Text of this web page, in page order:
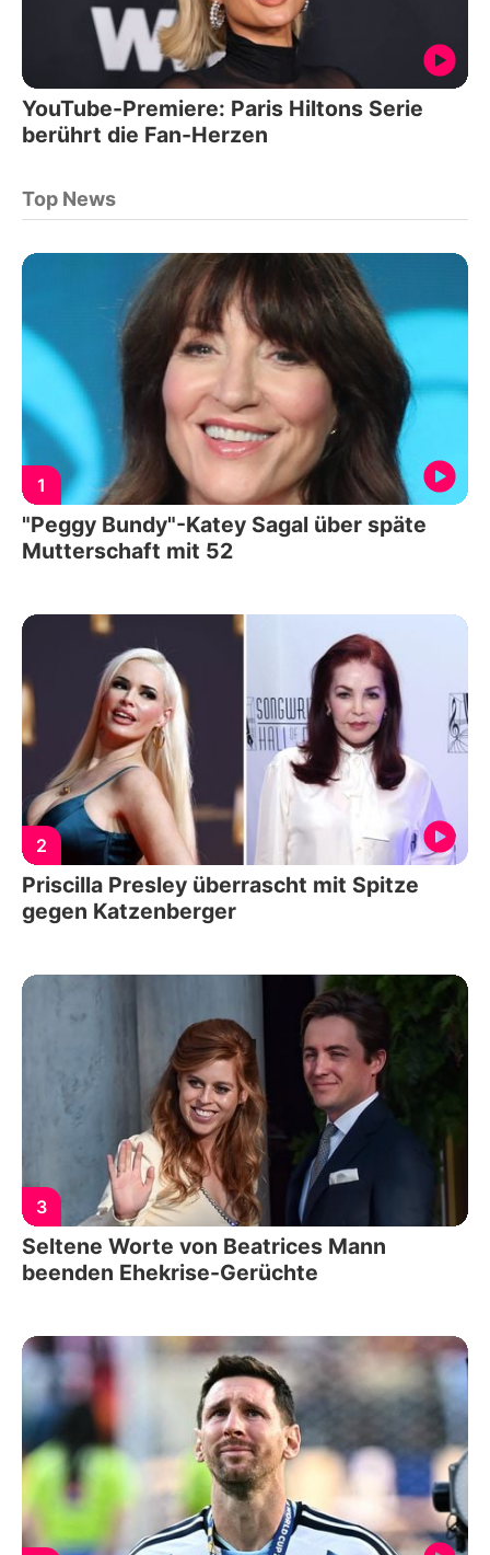
YouTube-Premiere: Paris Hiltons Serie
berührt die Fan-Herzen
Top News
1
"Peggy Bundy"-Katey Sagal über späte
Mutterschaft mit 52
2
Priscilla Presley überrascht mit Spitze
gegen Katzenberger
3
Seltene Worte von Beatrices Mann
beenden Ehekrise-Gerüchte